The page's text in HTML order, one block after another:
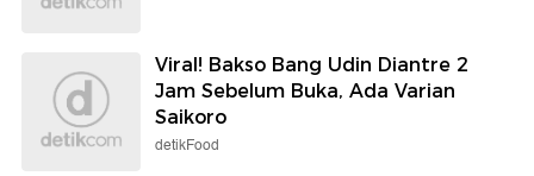
Viral! Bakso Bang Udin Diantre 2
Jam Sebelum Buka, Ada Varian
Saikoro
detikFood